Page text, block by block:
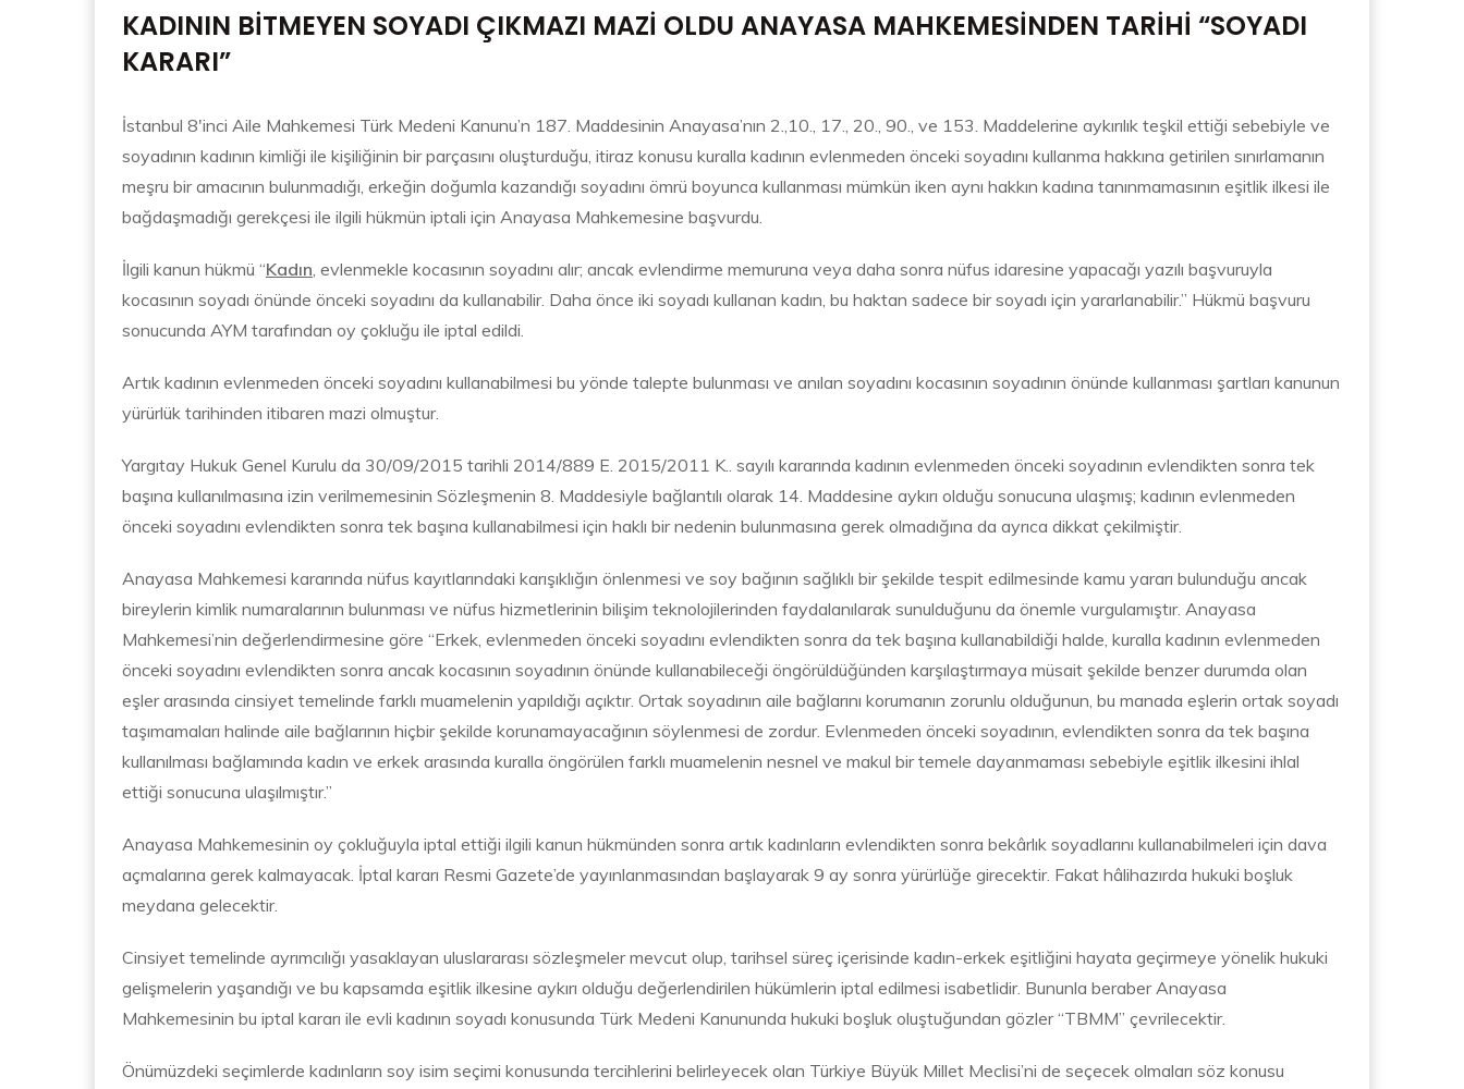
KADININ BİTMEYEN SOYADI ÇIKMAZI MAZİ OLDU ANAYASA MAHKEMESİNDEN TARİHİ “SOYADI
KARARI”
İstanbul 8'inci Aile Mahkemesi Türk Medeni Kanunu’n 187. Maddesinin Anayasa’nın 2.,10., 17., 20., 90., ve 153. Maddelerine aykırılık teşkil ettiği sebebiyle ve
soyadının kadının kimliği ile kişiliğinin bir parçasını oluşturduğu, itiraz konusu kuralla kadının evlenmeden önceki soyadını kullanma hakkına getirilen sınırlamanın
meşru bir amacının bulunmadığı, erkeğin doğumla kazandığı soyadını ömrü boyunca kullanması mümkün iken aynı hakkın kadına tanınmamasının eşitlik ilkesi ile
bağdaşmadığı gerekçesi ile ilgili hükmün iptali için Anayasa Mahkemesine başvurdu.
İlgili kanun hükmü “Kadın, evlenmekle kocasının soyadını alır; ancak evlendirme memuruna veya daha sonra nüfus idaresine yapacağı yazılı başvuruyla
kocasının soyadı önünde önceki soyadını da kullanabilir. Daha önce iki soyadı kullanan kadın, bu haktan sadece bir soyadı için yararlanabilir.” Hükmü başvuru
sonucunda AYM tarafından oy çokluğu ile iptal edildi.
Artık kadının evlenmeden önceki soyadını kullanabilmesi bu yönde talepte bulunması ve anılan soyadını kocasının soyadının önünde kullanması şartları kanunun
yürürlük tarihinden itibaren mazi olmuştur.
Yargıtay Hukuk Genel Kurulu da 30/09/2015 tarihli 2014/889 E. 2015/2011 K.. sayılı kararında kadının evlenmeden önceki soyadının evlendikten sonra tek
başına kullanılmasına izin verilmemesinin Sözleşmenin 8. Maddesiyle bağlantılı olarak 14. Maddesine aykırı olduğu sonucuna ulaşmış; kadının evlenmeden
önceki soyadını evlendikten sonra tek başına kullanabilmesi için haklı bir nedenin bulunmasına gerek olmadığına da ayrıca dikkat çekilmiştir.
Anayasa Mahkemesi kararında nüfus kayıtlarındaki karışıklığın önlenmesi ve soy bağının sağlıklı bir şekilde tespit edilmesinde kamu yararı bulunduğu ancak
bireylerin kimlik numaralarının bulunması ve nüfus hizmetlerinin bilişim teknolojilerinden faydalanılarak sunulduğunu da önemle vurgulamıştır. Anayasa
Mahkemesi’nin değerlendirmesine göre “Erkek, evlenmeden önceki soyadını evlendikten sonra da tek başına kullanabildiği halde, kuralla kadının evlenmeden
önceki soyadını evlendikten sonra ancak kocasının soyadının önünde kullanabileceği öngörüldüğünden karşılaştırmaya müsait şekilde benzer durumda olan
eşler arasında cinsiyet temelinde farklı muamelenin yapıldığı açıktır. Ortak soyadının aile bağlarını korumanın zorunlu olduğunun, bu manada eşlerin ortak soyadı
taşımamaları halinde aile bağlarının hiçbir şekilde korunamayacağının söylenmesi de zordur. Evlenmeden önceki soyadının, evlendikten sonra da tek başına
kullanılması bağlamında kadın ve erkek arasında kuralla öngörülen farklı muamelenin nesnel ve makul bir temele dayanmaması sebebiyle eşitlik ilkesini ihlal
ettiği sonucuna ulaşılmıştır.”
Anayasa Mahkemesinin oy çokluğuyla iptal ettiği ilgili kanun hükmünden sonra artık kadınların evlendikten sonra bekârlık soyadlarını kullanabilmeleri için dava
açmalarına gerek kalmayacak. İptal kararı Resmi Gazete’de yayınlanmasından başlayarak 9 ay sonra yürürlüğe girecektir. Fakat hâlihazırda hukuki boşluk
meydana gelecektir.
Cinsiyet temelinde ayrımcılığı yasaklayan uluslararası sözleşmeler mevcut olup, tarihsel süreç içerisinde kadın-erkek eşitliğini hayata geçirmeye yönelik hukuki
gelişmelerin yaşandığı ve bu kapsamda eşitlik ilkesine aykırı olduğu değerlendirilen hükümlerin iptal edilmesi isabetlidir. Bununla beraber Anayasa
Mahkemesinin bu iptal kararı ile evli kadının soyadı konusunda Türk Medeni Kanununda hukuki boşluk oluştuğundan gözler “TBMM” çevrilecektir.
Önümüzdeki seçimlerde kadınların soy isim seçimi konusunda tercihlerini belirleyecek olan Türkiye Büyük Millet Meclisi’ni de seçecek olmaları söz konusu